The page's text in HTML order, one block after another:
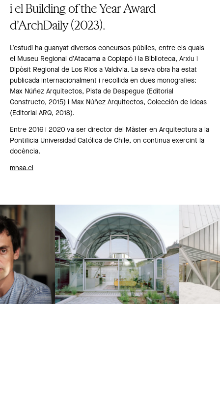
i el Building of the Year Award
d’ArchDaily (2023).
L’estudi ha guanyat diversos concursos públics, entre els quals
el Museu Regional d’Atacama a Copiapó i la Biblioteca, Arxiu i
Dipòsit Regional de Los Ríos a Valdivia. La seva obra ha estat
publicada internacionalment i recollida en dues monografies:
Max Núñez Arquitectos, Pista de Despegue (Editorial
Constructo, 2015) i Max Núñez Arquitectos, Colección de Ideas
(Editorial ARQ, 2018).
Entre 2016 i 2020 va ser director del Màster en Arquitectura a la
Pontificia Universidad Católica de Chile, on continua exercint la
docència.
mnaa.cl